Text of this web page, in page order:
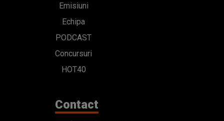
Emisiuni
Echipa
PODCAST
Concursuri
HOT40
Contact